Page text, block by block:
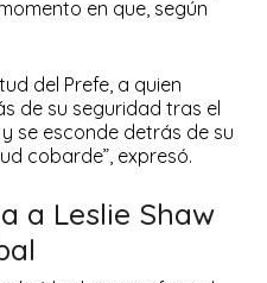
en que, según
del Prefe, a quien
de su seguridad tras el
se esconde detrás de su
cobarde”, expresó.
a Leslie Shaw